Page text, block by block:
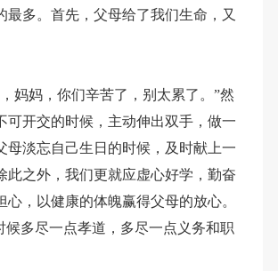
多。首先，父母给了我们生命，又
妈妈，你们辛苦了，别太累了。”然
可开交的时候，主动伸出双手，做一
淡忘自己生日的时候，及时献上一
之外，我们更就应虚心好学，勤奋
，以健康的体魄赢得父母的放心。
多尽一点孝道，多尽一点义务和职